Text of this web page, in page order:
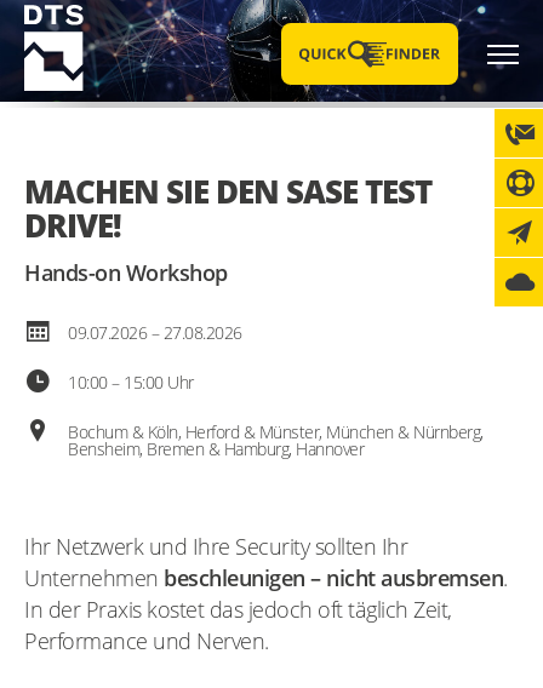
MACHEN SIE DEN SASE TEST
DRIVE!
Hands-on Workshop
09.07.2026 – 27.08.2026
10:00 – 15:00 Uhr
Bochum & Köln, Herford & Münster, München & Nürnberg,
Bensheim, Bremen & Hamburg, Hannover
Ihr Netzwerk und Ihre Security sollten Ihr
Unternehmen beschleunigen – nicht ausbremsen.
In der Praxis kostet das jedoch oft täglich Zeit,
Performance und Nerven.